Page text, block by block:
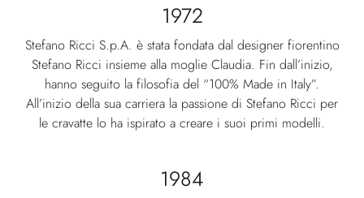
1972
Stefano Ricci S.p.A. è stata fondata dal designer fiorentino
Stefano Ricci insieme alla moglie Claudia. Fin dall’inizio,
hanno seguito la filosofia del “100% Made in Italy”.
All’inizio della sua carriera la passione di Stefano Ricci per
le cravatte lo ha ispirato a creare i suoi primi modelli.
1984